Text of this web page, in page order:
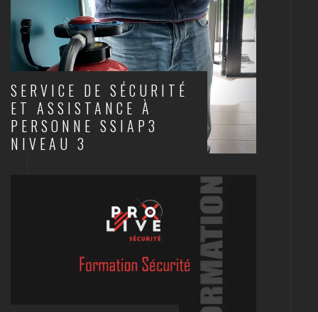
SERVICE DE SÉCURITÉ
ET ASSISTANCE À
PERSONNE SSIAP3
NIVEAU 3